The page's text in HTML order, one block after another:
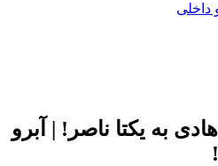
به یکتا ناصر! | آبرو